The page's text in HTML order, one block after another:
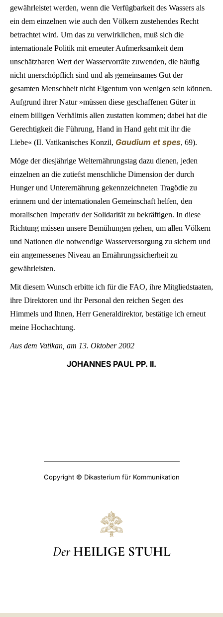
gewährleistet werden, wenn die Verfügbarkeit des Wassers als
ein dem einzelnen wie auch den Völkern zustehendes Recht
betrachtet wird. Um das zu verwirklichen, muß sich die
internationale Politik mit erneuter Aufmerksamkeit dem
unschätzbaren Wert der Wasservorräte zuwenden, die häufig
nicht unerschöpflich sind und als gemeinsames Gut der
gesamten Menschheit nicht Eigentum von wenigen sein können.
Aufgrund ihrer Natur »müssen diese geschaffenen Güter in
einem billigen Verhältnis allen zustatten kommen; dabei hat die
Gerechtigkeit die Führung, Hand in Hand geht mit ihr die
Liebe« (II. Vatikanisches Konzil, Gaudium et spes, 69).
Möge der diesjährige Welternährungstag dazu dienen, jeden
einzelnen an die zutiefst menschliche Dimension der durch
Hunger und Unterernährung gekennzeichneten Tragödie zu
erinnern und der internationalen Gemeinschaft helfen, den
moralischen Imperativ der Solidarität zu bekräftigen. In diese
Richtung müssen unsere Bemühungen gehen, um allen Völkern
und Nationen die notwendige Wasserversorgung zu sichern und
ein angemessenes Niveau an Ernährungssicherheit zu
gewährleisten.
Mit diesem Wunsch erbitte ich für die FAO, ihre Mitgliedstaaten,
ihre Direktoren und ihr Personal den reichen Segen des
Himmels und Ihnen, Herr Generaldirektor, bestätige ich erneut
meine Hochachtung.
Aus dem Vatikan, am 13. Oktober 2002
JOHANNES PAUL PP. II.
Copyright © Dikasterium für Kommunikation
Der HEILIGE STUHL